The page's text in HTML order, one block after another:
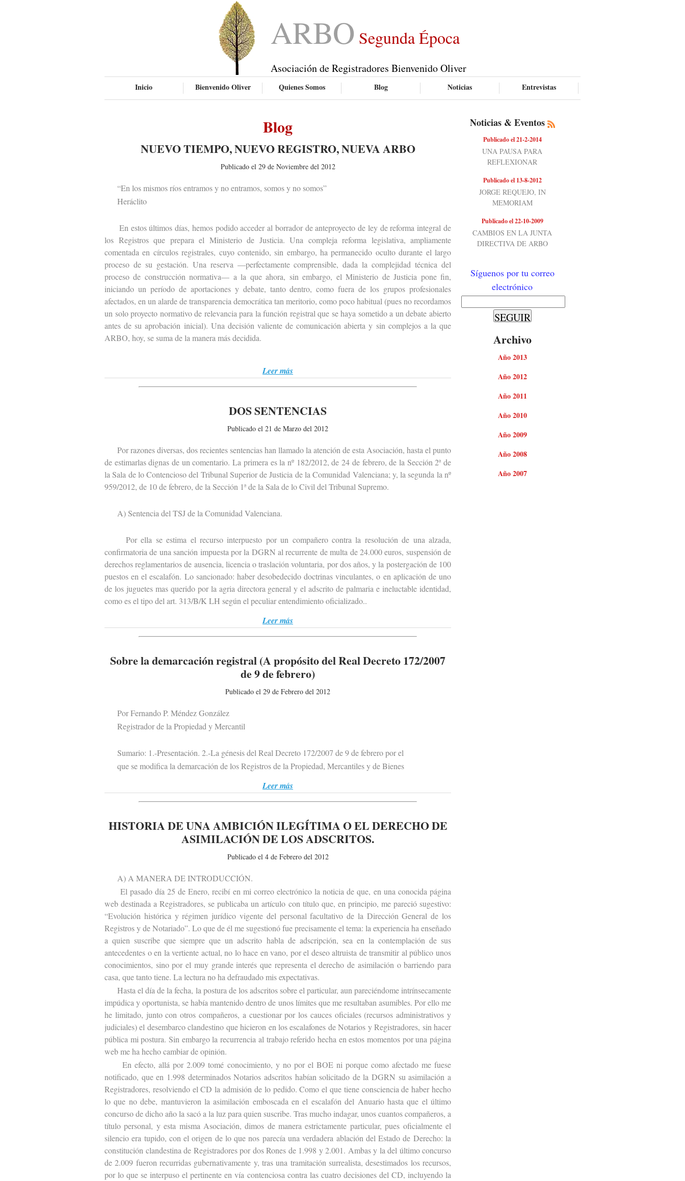
ARBO Segunda Época
Asociación de Registradores Bienvenido Oliver
Inicio Bienvenido Oliver Quienes Somos Blog Noticias Entrevistas
Blog
NUEVO TIEMPO, NUEVO REGISTRO, NUEVA ARBO
Publicado el 29 de Noviembre del 2012
“En los mismos ríos entramos y no entramos, somos y no somos”
Heráclito
En estos últimos días, hemos podido acceder al borrador de anteproyecto de ley de reforma integral de
los Registros que prepara el Ministerio de Justicia. Una compleja reforma legislativa, ampliamente
comentada en círculos registrales, cuyo contenido, sin embargo, ha permanecido oculto durante el largo
proceso de su gestación. Una reserva —perfectamente comprensible, dada la complejidad técnica del
proceso de construcción normativa— a la que ahora, sin embargo, el Ministerio de Justicia pone fin,
iniciando un período de aportaciones y debate, tanto dentro, como fuera de los grupos profesionales
afectados, en un alarde de transparencia democrática tan meritorio, como poco habitual (pues no recordamos
un solo proyecto normativo de relevancia para la función registral que se haya sometido a un debate abierto
antes de su aprobación inicial). Una decisión valiente de comunicación abierta y sin complejos a la que
ARBO, hoy, se suma de la manera más decidida.
Leer más
DOS SENTENCIAS
Publicado el 21 de Marzo del 2012
Por razones diversas, dos recientes sentencias han llamado la atención de esta Asociación, hasta el punto
de estimarlas dignas de un comentario. La primera es la nº 182/2012, de 24 de febrero, de la Sección 2ª de
la Sala de lo Contencioso del Tribunal Superior de Justicia de la Comunidad Valenciana; y, la segunda la nº
959/2012, de 10 de febrero, de la Sección 1ª de la Sala de lo Civil del Tribunal Supremo.
A) Sentencia del TSJ de la Comunidad Valenciana.
Por ella se estima el recurso interpuesto por un compañero contra la resolución de una alzada,
confirmatoria de una sanción impuesta por la DGRN al recurrente de multa de 24.000 euros, suspensión de
derechos reglamentarios de ausencia, licencia o traslación voluntaria, por dos años, y la postergación de 100
puestos en el escalafón. Lo sancionado: haber desobedecido doctrinas vinculantes, o en aplicación de uno
de los juguetes mas querido por la agria directora general y el adscrito de palmaria e ineluctable identidad,
como es el tipo del art. 313/B/K LH según el peculiar entendimiento oficializado..
Leer más
Sobre la demarcación registral (A propósito del Real Decreto 172/2007
de 9 de febrero)
Publicado el 29 de Febrero del 2012
Por Fernando P. Méndez González
Registrador de la Propiedad y Mercantil
Sumario: 1.-Presentación. 2.-La génesis del Real Decreto 172/2007 de 9 de febrero por el
que se modifica la demarcación de los Registros de la Propiedad, Mercantiles y de Bienes
Leer más
HISTORIA DE UNA AMBICIÓN ILEGÍTIMA O EL DERECHO DE
ASIMILACIÓN DE LOS ADSCRITOS.
Publicado el 4 de Febrero del 2012
A) A MANERA DE INTRODUCCIÓN.
El pasado día 25 de Enero, recibí en mi correo electrónico la noticia de que, en una conocida página
web destinada a Registradores, se publicaba un artículo con título que, en principio, me pareció sugestivo:
“Evolución histórica y régimen jurídico vigente del personal facultativo de la Dirección General de los
Registros y de Notariado”. Lo que de él me sugestionó fue precisamente el tema: la experiencia ha enseñado
a quien suscribe que siempre que un adscrito habla de adscripción, sea en la contemplación de sus
antecedentes o en la vertiente actual, no lo hace en vano, por el deseo altruista de transmitir al público unos
conocimientos, sino por el muy grande interés que representa el derecho de asimilación o barriendo para
casa, que tanto tiene. La lectura no ha defraudado mis expectativas.
Hasta el día de la fecha, la postura de los adscritos sobre el particular, aun pareciéndome intrínsecamente
impúdica y oportunista, se había mantenido dentro de unos límites que me resultaban asumibles. Por ello me
he limitado, junto con otros compañeros, a cuestionar por los cauces oficiales (recursos administrativos y
judiciales) el desembarco clandestino que hicieron en los escalafones de Notarios y Registradores, sin hacer
pública mi postura. Sin embargo la recurrencia al trabajo referido hecha en estos momentos por una página
web me ha hecho cambiar de opinión.
En efecto, allá por 2.009 tomé conocimiento, y no por el BOE ni porque como afectado me fuese
notificado, que en 1.998 determinados Notarios adscritos habían solicitado de la DGRN su asimilación a
Registradores, resolviendo el CD la admisión de lo pedido. Como el que tiene consciencia de haber hecho
lo que no debe, mantuvieron la asimilación emboscada en el escalafón del Anuario hasta que el último
concurso de dicho año la sacó a la luz para quien suscribe. Tras mucho indagar, unos cuantos compañeros, a
título personal, y esta misma Asociación, dimos de manera estrictamente particular, pues oficialmente el
silencio era tupido, con el origen de lo que nos parecía una verdadera ablación del Estado de Derecho: la
constitución clandestina de Registradores por dos Rones de 1.998 y 2.001. Ambas y la del último concurso
de 2.009 fueron recurridas gubernativamente y, tras una tramitación surrealista, desestimados los recursos,
por lo que se interpuso el pertinente en vía contenciosa contra las cuatro decisiones del CD, incluyendo la
Noticias & Eventos
Publicado el 21-2-2014
UNA PAUSA PARA
REFLEXIONAR
Publicado el 13-8-2012
JORGE REQUEJO, IN
MEMORIAM
Publicado el 22-10-2009
CAMBIOS EN LA JUNTA
DIRECTIVA DE ARBO
Síguenos por tu correo
electrónico
Archivo
Año 2013
Año 2012
Año 2011
Año 2010
Año 2009
Año 2008
Año 2007